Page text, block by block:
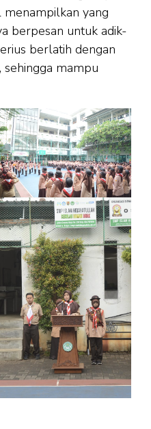
yang
berpesan untuk adik-
berlatih dengan
mampu